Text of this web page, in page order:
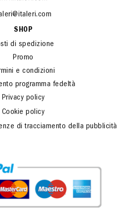
SHOP
di spedizione
Promo
e condizioni
programma fedeltà
Privacy policy
Cookie policy
di tracciamento della pubblicità